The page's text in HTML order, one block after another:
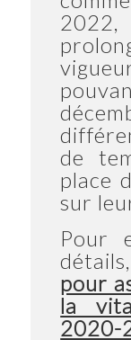
2022,
de
place
sur
Pour
pour
la
2020-